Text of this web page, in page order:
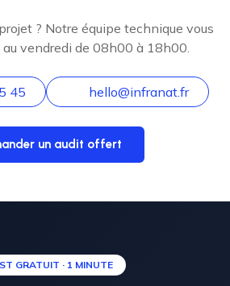
? Notre équipe technique vous
vendredi de 08h00 à 18h00.
45 hello@infranat.fr
un audit offert
GRATUIT · 1 MINUTE